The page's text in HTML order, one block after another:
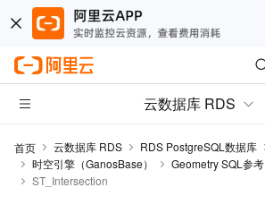
云数据库 RDS
首页 云数据库 RDS RDS PostgreSQL数据库
时空引擎（GanosBase）
Geometry SQL参考
ST_Intersection